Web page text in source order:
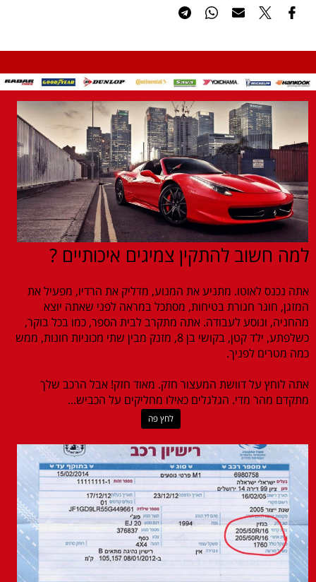
למה חשוב להתקין צמיגים איכותיים ?
אתה נכנס לאוטו. מתניע את המנוע, מדליק את הרדיו, מפעיל את
המזגן, חוגר חגורת בטיחות, מסתכל במראה לפני שאתה יוצא
מהחניה, ונוסע לעבודה. אתה מתקרב לבית הספר, כמו בכל בוקר,
כשלפתע, ילד קטן, בקושי בן 8, מזנק מבין שתי מכוניות חונות, ממש
כמה מטרים לפניך.
אתה לוחץ על דוושת המעצור חזק. מאוד חזק! אבל הרכב שלך
מתקדם מהר מדי. הגלגלים כאילו מחליקים על הכביש...
לחץ פה